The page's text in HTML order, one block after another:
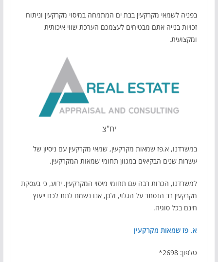
בפניה לשמאי מקרקעין בבת ים המתמחה במיסוי מקרקעין וניתוח
זכויות בנייה אתם מבטיחים לעצמכם הערכת שווי איכותית
ומקצועית.
יח"צ
במשרדנו, א.פז שמאות מקרקעין, שמאי מקרקעין עם ניסיון של
עשרות שנים הבקיאים במגוון תחומי שמאות המקרקעין.
למשרדנו, הכרות רבה עם תחומי מיסוי המקרקעין. ידוע, כי בעסקת
מקרקעין רב הנסתר על הגלוי, ולכן, אנו נשמח לתת לכם ייעוץ
חינם בכל סוגיה.
א. פז שמאות מקרקעין
טלפון: 2698*